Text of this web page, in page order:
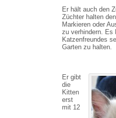
Er hält auch den
Züchter halten
Markieren oder
zu verhindern. Es
Katzenfreundes
Garten zu halten.
Er gibt
die
Kitten
erst
mit 12